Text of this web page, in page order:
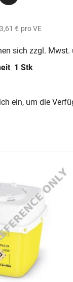
3,61 € pro VE
sich zzgl. Mwst.
1 Stk
ein, um die